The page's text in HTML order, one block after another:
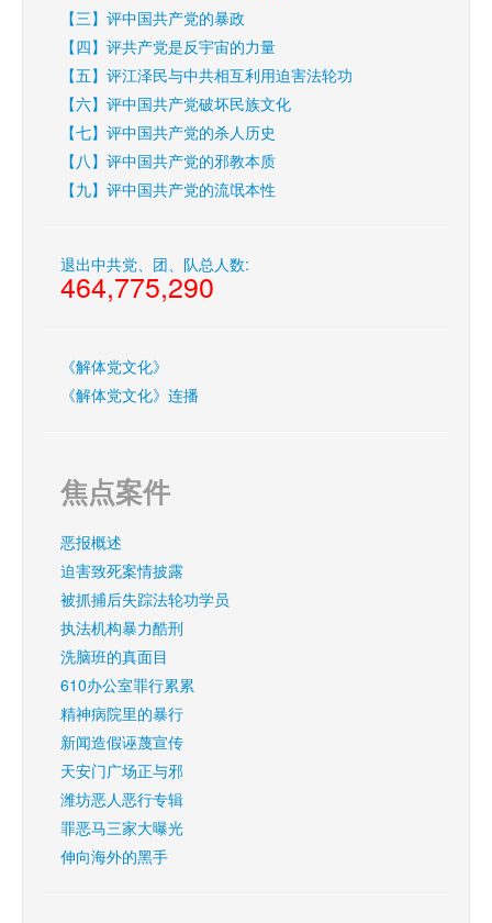
【三】评中国共产党的暴政
【四】评共产党是反宇宙的力量
【五】评江泽民与中共相互利用迫害法轮功
【六】评中国共产党破坏民族文化
【七】评中国共产党的杀人历史
【八】评中国共产党的邪教本质
【九】评中国共产党的流氓本性
退出中共党、团、队总人数:
464,775,290
《解体党文化》
《解体党文化》连播
焦点案件
恶报概述
迫害致死案情披露
被抓捕后失踪法轮功学员
执法机构暴力酷刑
洗脑班的真面目
610办公室罪行累累
精神病院里的暴行
新闻造假诬蔑宣传
天安门广场正与邪
潍坊恶人恶行专辑
罪恶马三家大曝光
伸向海外的黑手